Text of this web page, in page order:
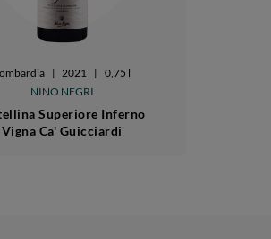
| 2021 | 0,75 l
NINO NEGRI
Superiore Inferno
Vigna Ca' Guicciardi